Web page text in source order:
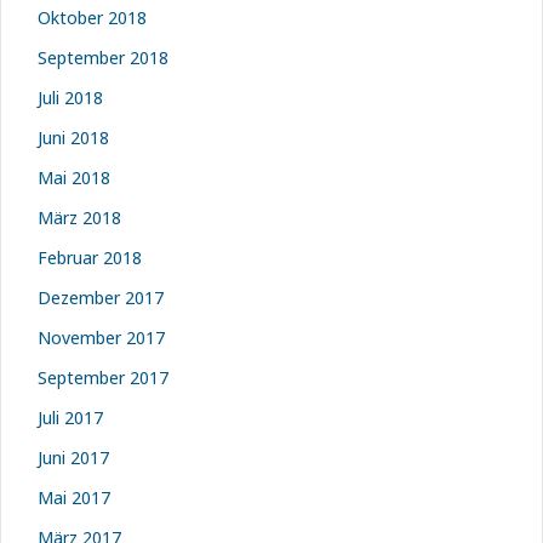
Oktober 2018
September 2018
Juli 2018
Juni 2018
Mai 2018
März 2018
Februar 2018
Dezember 2017
November 2017
September 2017
Juli 2017
Juni 2017
Mai 2017
März 2017